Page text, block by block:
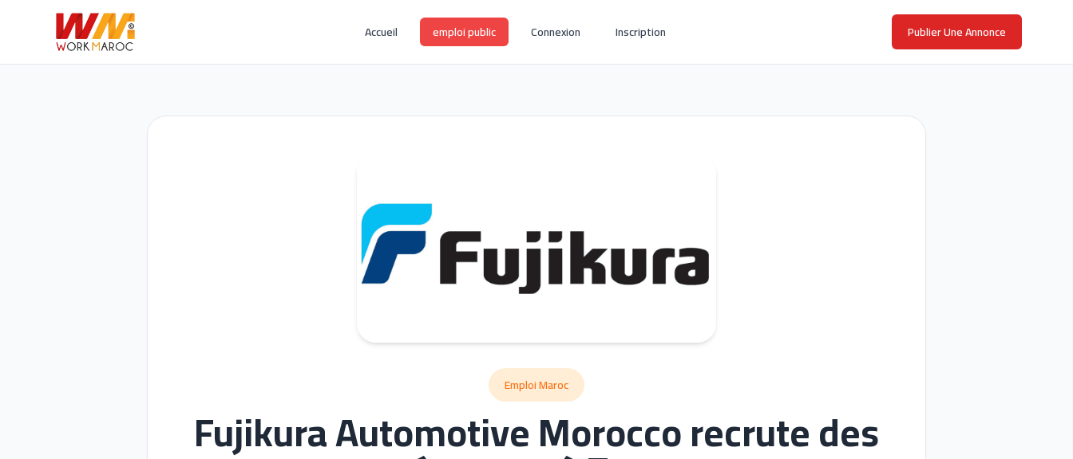
Accueil emploi public Connexion Inscription Publier Une Annonce
Emploi Maroc
Fujikura Automotive Morocco recrute des